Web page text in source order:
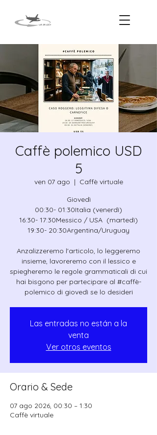
Caffè polemico USD
5
ven 07 ago
  |
Caffè virtuale
Giovedì
00:30- 01:30Italia (venerdì)
16:30- 17:30Messico / USA (martedì)
19:30- 20:30Argentina/Uruguay
Anzalizzeremo l'articolo, lo leggeremo
insieme, lavoreremo con il lessico e
spiegheremo le regole grammaticali di cui
hai bisgono per partecipare al #caffè-
polemico di giovedì se lo desideri
Las entradas no están a la
venta
Ver otros eventos
Orario & Sede
07 ago 2026, 00:30 – 1:30
Caffè virtuale